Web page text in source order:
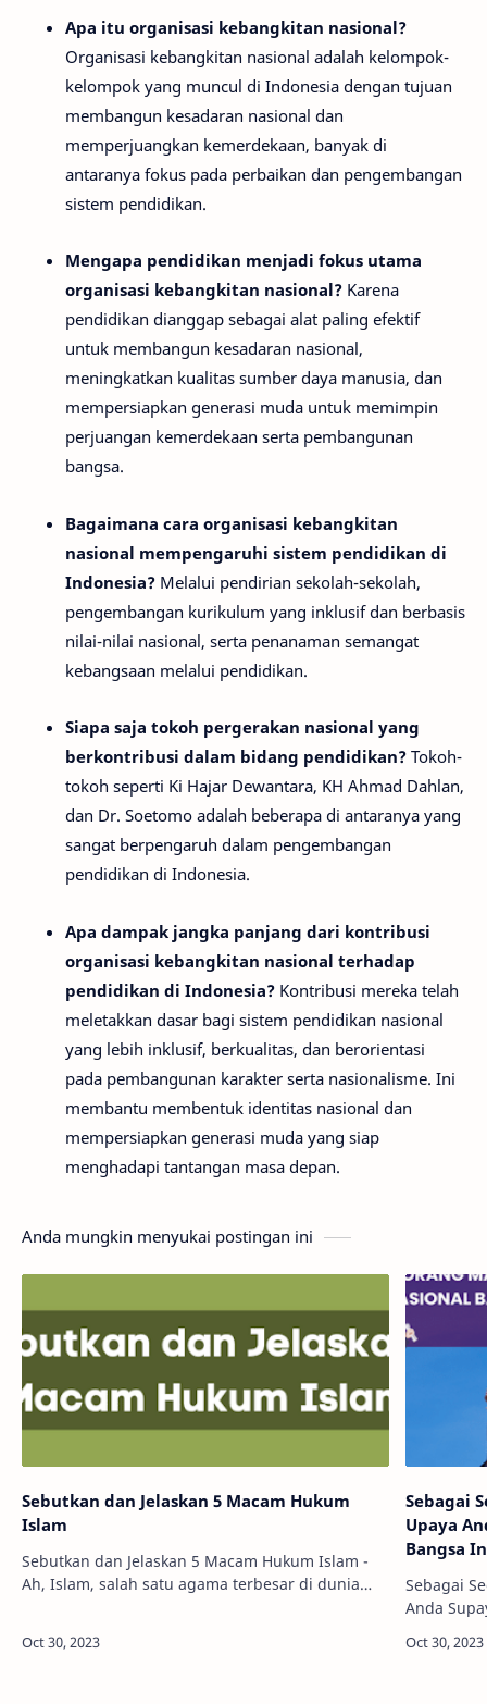
Apa itu organisasi kebangkitan nasional?
Organisasi kebangkitan nasional adalah kelompok-
kelompok yang muncul di Indonesia dengan tujuan
membangun kesadaran nasional dan
memperjuangkan kemerdekaan, banyak di
antaranya fokus pada perbaikan dan pengembangan
sistem pendidikan.
Mengapa pendidikan menjadi fokus utama
organisasi kebangkitan nasional? Karena
pendidikan dianggap sebagai alat paling efektif
untuk membangun kesadaran nasional,
meningkatkan kualitas sumber daya manusia, dan
mempersiapkan generasi muda untuk memimpin
perjuangan kemerdekaan serta pembangunan
bangsa.
Bagaimana cara organisasi kebangkitan
nasional mempengaruhi sistem pendidikan di
Indonesia? Melalui pendirian sekolah-sekolah,
pengembangan kurikulum yang inklusif dan berbasis
nilai-nilai nasional, serta penanaman semangat
kebangsaan melalui pendidikan.
Siapa saja tokoh pergerakan nasional yang
berkontribusi dalam bidang pendidikan? Tokoh-
tokoh seperti Ki Hajar Dewantara, KH Ahmad Dahlan,
dan Dr. Soetomo adalah beberapa di antaranya yang
sangat berpengaruh dalam pengembangan
pendidikan di Indonesia.
Apa dampak jangka panjang dari kontribusi
organisasi kebangkitan nasional terhadap
pendidikan di Indonesia? Kontribusi mereka telah
meletakkan dasar bagi sistem pendidikan nasional
yang lebih inklusif, berkualitas, dan berorientasi
pada pembangunan karakter serta nasionalisme. Ini
membantu membentuk identitas nasional dan
mempersiapkan generasi muda yang siap
menghadapi tantangan masa depan.
Anda mungkin menyukai postingan ini
Sebutkan dan Jelaskan 5 Macam Hukum
Islam
Sebutkan dan Jelaskan 5 Macam Hukum Islam -
Ah, Islam, salah satu agama terbesar di dunia
dengan …
Sebagai
Upaya
Bangsa
Sebagai
Anda
Milenial?